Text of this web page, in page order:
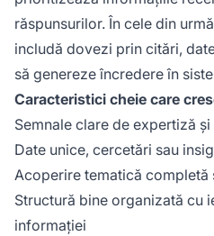
răspunsurilor. În cele din
includă dovezi prin citări,
să genereze încredere în
Caracteristici cheie care
Semnale clare de expertiză
Date unice, cercetări sau
Acoperire tematică completă
Structură bine organizată cu
informației